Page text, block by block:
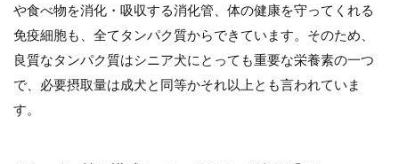
や食べ物を消化・吸収する消化管、体の健康を守ってくれる
免疫細胞も、全てタンパク質からできています。そのため、
良質なタンパク質はシニア犬にとっても重要な栄養素の一つ
で、必要摂取量は成犬と同等かそれ以上とも言われていま
す。